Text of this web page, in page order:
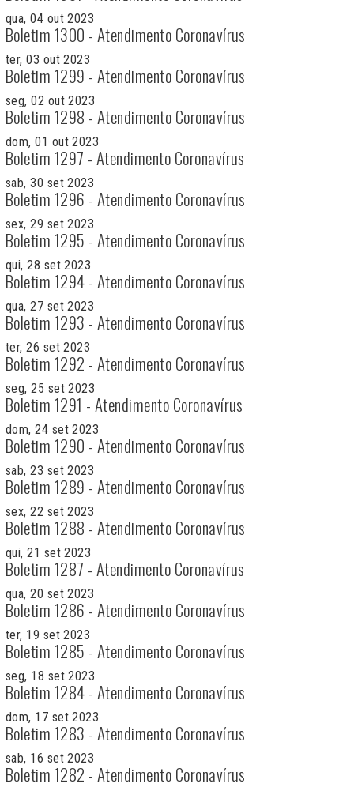
qua, 04 out 2023
Boletim 1300 - Atendimento Coronavírus
ter, 03 out 2023
Boletim 1299 - Atendimento Coronavírus
seg, 02 out 2023
Boletim 1298 - Atendimento Coronavírus
dom, 01 out 2023
Boletim 1297 - Atendimento Coronavírus
sab, 30 set 2023
Boletim 1296 - Atendimento Coronavírus
sex, 29 set 2023
Boletim 1295 - Atendimento Coronavírus
qui, 28 set 2023
Boletim 1294 - Atendimento Coronavírus
qua, 27 set 2023
Boletim 1293 - Atendimento Coronavírus
ter, 26 set 2023
Boletim 1292 - Atendimento Coronavírus
seg, 25 set 2023
Boletim 1291 - Atendimento Coronavírus
dom, 24 set 2023
Boletim 1290 - Atendimento Coronavírus
sab, 23 set 2023
Boletim 1289 - Atendimento Coronavírus
sex, 22 set 2023
Boletim 1288 - Atendimento Coronavírus
qui, 21 set 2023
Boletim 1287 - Atendimento Coronavírus
qua, 20 set 2023
Boletim 1286 - Atendimento Coronavírus
ter, 19 set 2023
Boletim 1285 - Atendimento Coronavírus
seg, 18 set 2023
Boletim 1284 - Atendimento Coronavírus
dom, 17 set 2023
Boletim 1283 - Atendimento Coronavírus
sab, 16 set 2023
Boletim 1282 - Atendimento Coronavírus